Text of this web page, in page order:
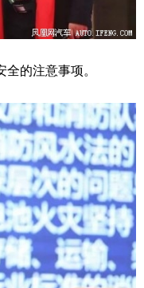
的注意事项。